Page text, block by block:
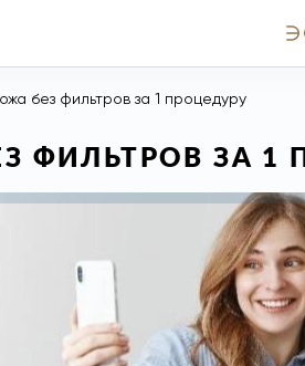
без фильтров за 1 процедуру
ФИЛЬТРОВ ЗА 1